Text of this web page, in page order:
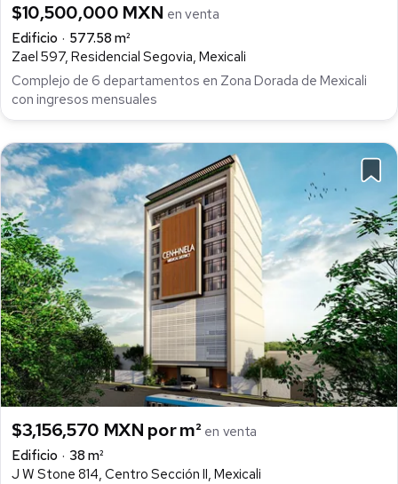
$10,500,000 MXN en venta
Edificio
577.58 m²
Zael 597, Residencial Segovia, Mexicali
Complejo de 6 departamentos en Zona Dorada de Mexicali
con ingresos mensuales
$3,156,570 MXN por m² en venta
Edificio
38 m²
J W Stone 814, Centro Sección II, Mexicali